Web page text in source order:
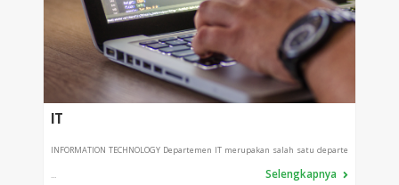
IT
INFORMATION TECHNOLOGY Departemen IT merupakan salah satu departe
... Selengkapnya